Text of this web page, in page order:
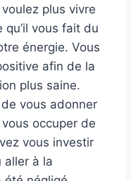
plus vivre
vous fait du
énergie. Vous
afin de la
plus saine.
vous adonner
occuper de
vous investir
aller à la